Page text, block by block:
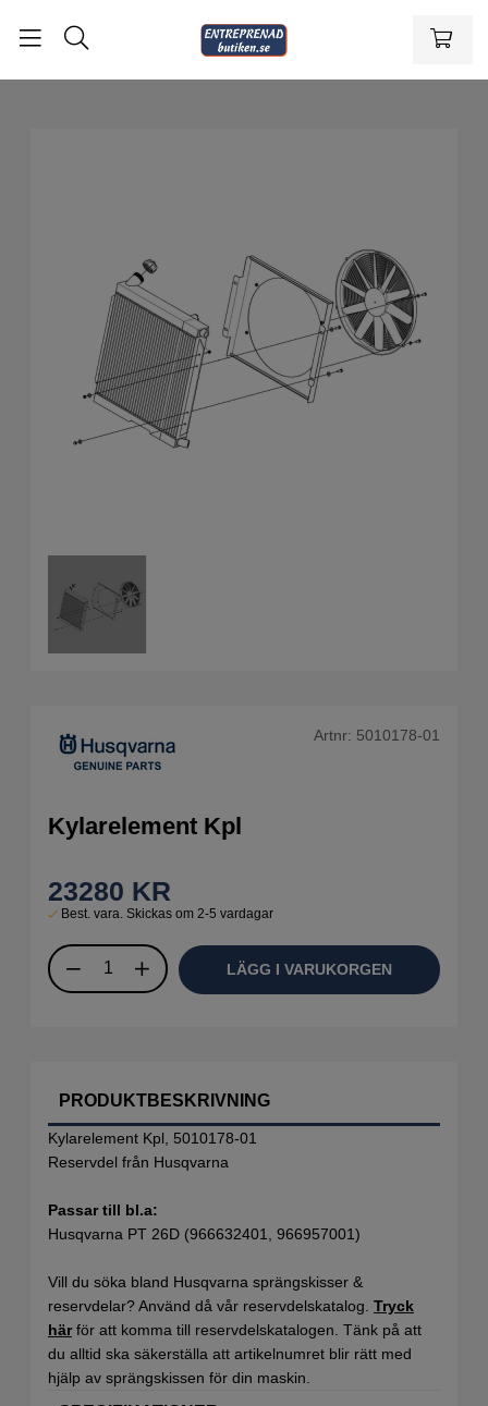
Artnr: 5010178-01
Kylarelement Kpl
23280 KR
Best. vara. Skickas om 2-5 vardagar
LÄGG I VARUKORGEN
PRODUKTBESKRIVNING
Kylarelement Kpl, 5010178-01
Reservdel från Husqvarna
Passar till bl.a:
Husqvarna PT 26D (966632401, 966957001)
Vill du söka bland Husqvarna sprängskisser &
reservdelar? Använd då vår reservdelskatalog. Tryck
härför att komma till reservdelskatalogen. Tänk på att
du alltid ska säkerställa att artikelnumret blir rätt med
hjälp av sprängskissen för din maskin.